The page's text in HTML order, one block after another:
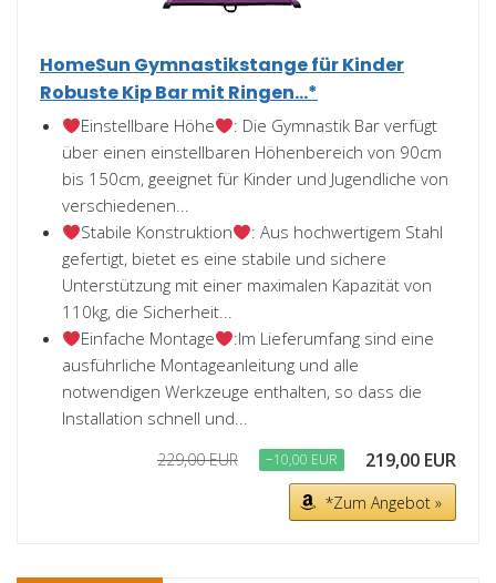
HomeSun Gymnastikstange für Kinder
Robuste Kip Bar mit Ringen...*
Einstellbare Höhe
: Die Gymnastik Bar verfügt
über einen einstellbaren Höhenbereich von 90cm
bis 150cm, geeignet für Kinder und Jugendliche von
verschiedenen...
Stabile Konstruktion
: Aus hochwertigem Stahl
gefertigt, bietet es eine stabile und sichere
Unterstützung mit einer maximalen Kapazität von
110kg, die Sicherheit...
Einfache Montage
:Im Lieferumfang sind eine
ausführliche Montageanleitung und alle
notwendigen Werkzeuge enthalten, so dass die
Installation schnell und...
229,00 EUR −10,00 EUR 219,00 EUR
*Zum Angebot »